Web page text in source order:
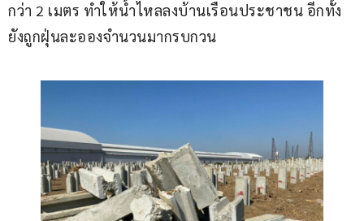
กว่า 2 เมตร ทำให้น้ำไหลลงบ้านเรือนประชาชน อีกทั้ง
ยังถูกฝุ่นละอองจำนวนมากรบกวน